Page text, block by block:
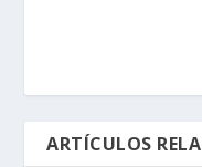
ARTÍCULOS